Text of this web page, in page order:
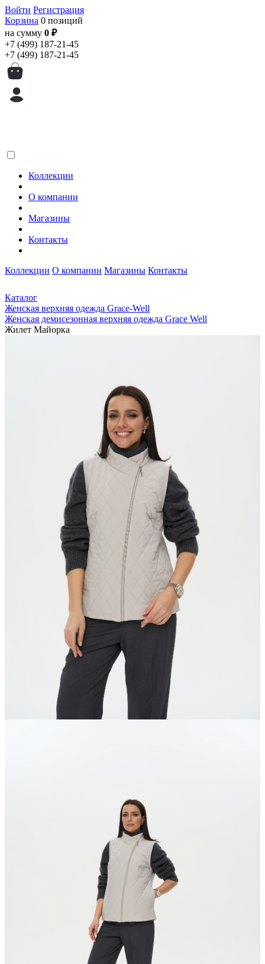
Войти Регистрация
Корзина 0 позиций
на сумму 0 ₽
+7 (499) 187-21-45
+7 (499) 187-21-45
Коллекции
О компании
Магазины
Контакты
Коллекции О компании Магазины Контакты
Каталог
Женская верхняя одежда Grace-Well
Женская демисезонная верхняя одежда Grace Well
Жилет Майорка